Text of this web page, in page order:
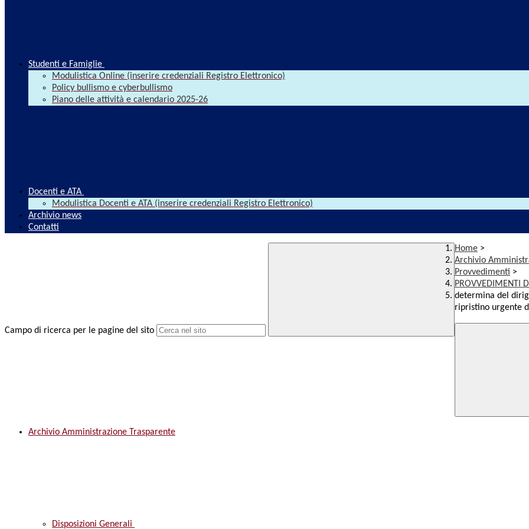
Studenti e Famiglie
Modulistica Online (inserire credenziali Registro Elettronico)
Policy bullismo e cyberbullismo
Piano delle attività e calendario 2025-26
Docenti e ATA
Modulistica Docenti e ATA (inserire credenziali Registro Elettronico)
Archivio news
Contatti
Campo di ricerca per le pagine del sito
Home >
Archivio
Provvedimenti >
PROVVEDIMENTI
determina del
ripristino urgente
Archivio Amministrazione Trasparente
Disposizioni Generali